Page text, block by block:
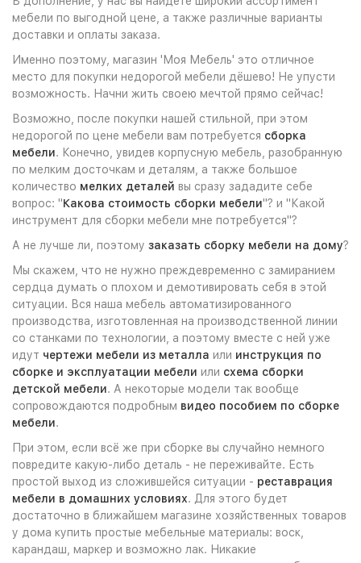
мебели по выгодной цене, а также различные варианты
доставки и оплаты заказа.
Именно поэтому, магазин 'Моя Мебель' это отличное
место для покупки недорогой мебели дёшево! Не упусти
возможность. Начни жить своею мечтой прямо сейчас!
Возможно, после покупки нашей стильной, при этом
недорогой по цене мебели вам потребуется сборка
мебели. Конечно, увидев корпусную мебель, разобранную
по мелким досточкам и деталям, а также большое
количество мелких деталей вы сразу зададите себе
вопрос: "Какова стоимость сборки мебели"? и "Какой
инструмент для сборки мебели мне потребуется"?
А не лучше ли, поэтому заказать сборку мебели на дому?
Мы скажем, что не нужно преждевременно с замиранием
сердца думать о плохом и демотивировать себя в этой
ситуации. Вся наша мебель автоматизированного
производства, изготовленная на производственной линии
со станками по технологии, а поэтому вместе с ней уже
идут чертежи мебели из металла или инструкция по
сборке и эксплуатации мебели или схема сборки
детской мебели. А некоторые модели так вообще
сопровождаются подробным видео пособием по сборке
мебели.
При этом, если всё же при сборке вы случайно немного
повредите какую-либо деталь - не переживайте. Есть
простой выход из сложившейся ситуации - реставрация
мебели в домашних условиях. Для этого будет
достаточно в ближайшем магазине хозяйственных товаров
у дома купить простые мебельные материалы: воск,
карандаш, маркер и возможно лак. Никакие